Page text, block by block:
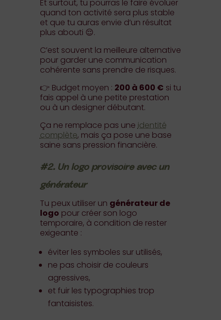
Et surtout, tu pourras le faire évoluer
quand ton activité sera plus stable
et que tu auras envie d’un résultat
plus abouti 😌.
C’est souvent la meilleure alternative
pour garder une communication
cohérente sans prendre de risques.
👉 Budget moyen : 200 à 600 € si tu
fais appel à une petite prestation
ou à un designer débutant.
Ça ne remplace pas uneidentité
complète, mais ça pose une base
saine sans pression financière.
#2. Un logo provisoire avec un
générateur
Tu peux utiliser un générateur de
logo pour créer son logo
temporaire, à condition de rester
exigeante :
éviter les symboles sur utilisés,
ne pas choisir de couleurs
agressives,
et fuir les typographies trop
fantaisistes.